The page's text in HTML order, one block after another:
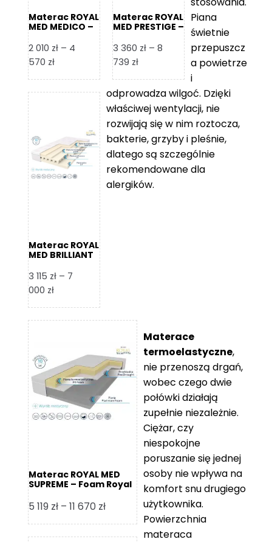
Materac ROYAL
MED MEDICO –
2 010 zł – 4
570 złZakres
od
4
570 zł
Materac ROYAL
MED PRESTIGE –
3 360 zł – 8
739 złZakres
od
3
360 zł
do
8
739 zł
Materac ROYAL
MED BRILLIANT
3 115 zł – 7
000 złZakres
od
7
000 zł
Piana
świetnie
przepuszcz
a powietrze
i
odprowadza wilgoć. Dzięki
właściwej wentylacji, nie
rozwijają się w nim roztocza,
bakterie, grzyby i pleśnie,
dlatego są szczególnie
rekomendowane dla
alergików.
Materac ROYAL MED
SUPREME – Foam Royal
5 119 zł – 11 670 złZakres
cen:
od
Materace
termoelastyczne,
nie przenoszą drgań,
wobec czego dwie
połówki działają
zupełnie niezależnie.
Ciężar, czy
niespokojne
poruszanie się jednej
osoby nie wpływa na
komfort snu drugiego
użytkownika.
Powierzchnia
materaca